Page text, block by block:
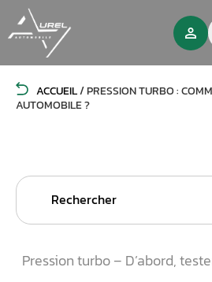
ACCUEIL/PRESSION TURBO :
AUTOMOBILE ?
Search
Pression turbo – D’abord,